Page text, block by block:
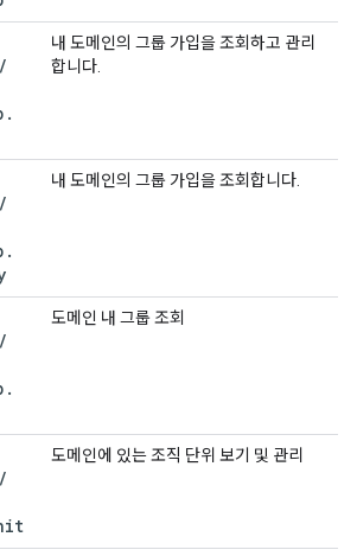
/
.
내 도메인의 그룹 가입을 조회하고 관리
합니다.
/
.
내 도메인의 그룹 가입을 조회합니다.
/
.
도메인 내 그룹 조회
/
도메인에 있는 조직 단위 보기 및 관리